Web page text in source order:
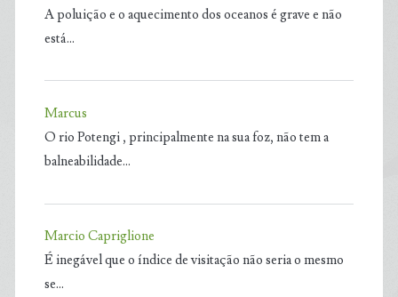
A poluição e o aquecimento dos oceanos é grave e não
está…
Marcus
O rio Potengi , principalmente na sua foz, não tem a
balneabilidade…
Marcio Capriglione
É inegável que o índice de visitação não seria o mesmo
se…